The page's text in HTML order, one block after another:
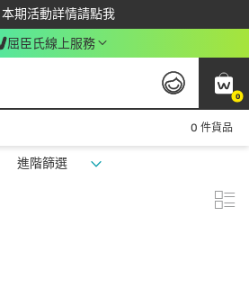
本期活動詳情請點我
下載app最高回饋$350
屈臣氏線上服務
0
0 件貨品
進階篩選